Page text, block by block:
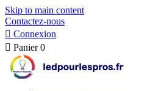
Skip to main content
Contactez-nous
 Connexion
 Panier 0